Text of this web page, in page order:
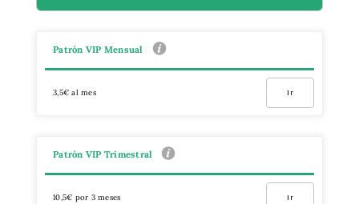
Patrón VIP Mensual
3,5€ al mes Ir
Patrón VIP Trimestral
10,5€ por 3 meses Ir